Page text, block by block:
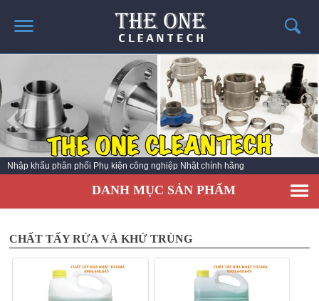
TRANG CHỦ
GIỚI THIỆU
THÔNG TIN SẢN PHẨM
TIN TỨC
LIÊN HỆ
CATALOG SẢN PHẨM
Nhập khẩu phân phối Phụ kiện công nghiệp Nhật chính hãng
DANH MỤC SẢN PHẨM
CHẤT TẨY RỬA VÀ KHỬ TRÙNG